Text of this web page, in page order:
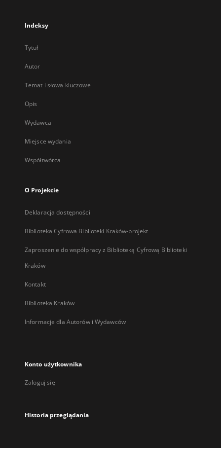
Indeksy
Tytuł
Autor
Temat i słowa kluczowe
Opis
Wydawca
Miejsce wydania
Współtwórca
O Projekcie
Deklaracja dostępności
Biblioteka Cyfrowa Biblioteki Kraków-projekt
Zaproszenie do współpracy z Biblioteką Cyfrową Biblioteki
Kraków
Kontakt
Biblioteka Kraków
Informacje dla Autorów i Wydawców
Konto użytkownika
Zaloguj się
Historia przeglądania